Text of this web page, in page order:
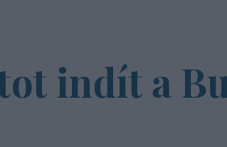
indít a